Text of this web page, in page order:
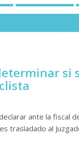
si
ante la fiscal
trasladado al